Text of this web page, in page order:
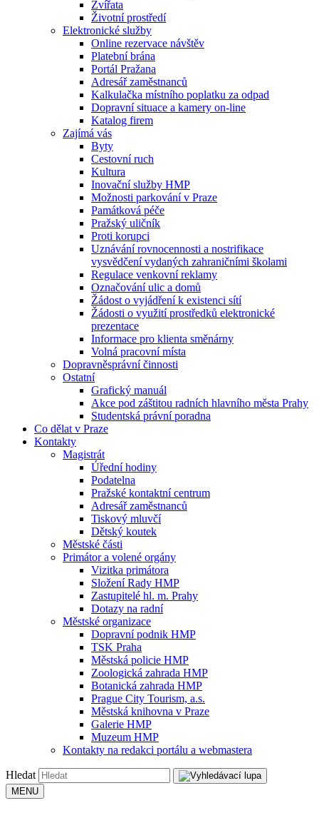
Zvířata
Životní prostředí
Elektronické služby
Online rezervace návštěv
Platební brána
Portál Pražana
Adresář zaměstnanců
Kalkulačka místního poplatku za odpad
Dopravní situace a kamery on-line
Katalog firem
Zajímá vás
Byty
Cestovní ruch
Kultura
Inovační služby HMP
Možnosti parkování v Praze
Památková péče
Pražský uličník
Proti korupci
Uznávání rovnocennosti a nostrifikace
vysvědčení vydaných zahraničními školami
Regulace venkovní reklamy
Označování ulic a domů
Žádost o vyjádření k existenci sítí
Žádosti o využití prostředků elektronické
prezentace
Informace pro klienta směnárny
Volná pracovní místa
Dopravněsprávní činnosti
Ostatní
Grafický manuál
Akce pod záštitou radních hlavního města Prahy
Studentská právní poradna
Co dělat v Praze
Kontakty
Magistrát
Úřední hodiny
Podatelna
Pražské kontaktní centrum
Adresář zaměstnanců
Tiskový mluvčí
Dětský koutek
Městské části
Primátor a volené orgány
Vizitka primátora
Složení Rady HMP
Zastupitelé hl. m. Prahy
Dotazy na radní
Městské organizace
Dopravní podnik HMP
TSK Praha
Městská policie HMP
Zoologická zahrada HMP
Botanická zahrada HMP
Prague City Tourism, a.s.
Městská knihovna v Praze
Galerie HMP
Muzeum HMP
Kontakty na redakci portálu a webmastera
Hledat
MENU